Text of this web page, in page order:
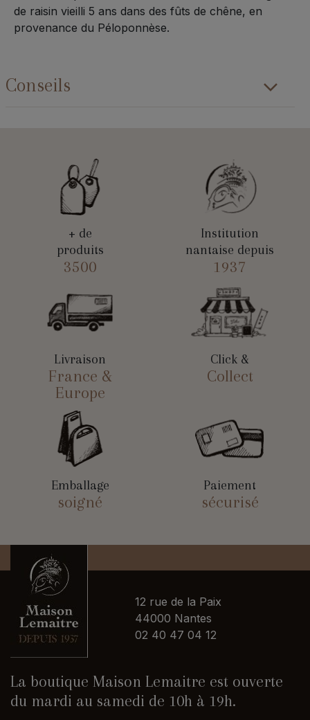
de raisin vieilli 5 ans dans des fûts de chêne, en
provenance du Péloponnèse.
Conseils
+ de
produits
3500
Institution
nantaise depuis
1937
Livraison
France &
Europe
Click &
Collect
Emballage
soigné
Paiement
sécurisé
12 rue de la Paix
44000 Nantes
02 40 47 04 12
La boutique Maison Lemaitre est ouverte
du mardi au samedi de 10h à 19h.